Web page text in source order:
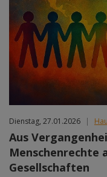
Dienstag, 27.01.2026 |
Aus
Menschenrechte
Gesellschaften